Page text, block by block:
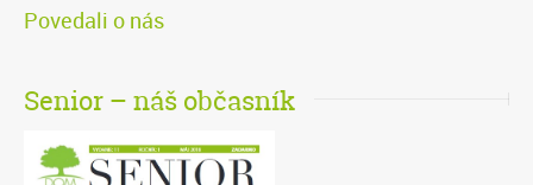
Povedali o nás
Senior – náš občasník